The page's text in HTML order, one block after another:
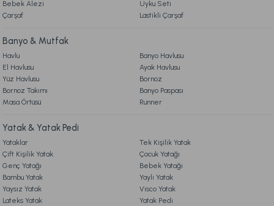
Gönder
7. KAMPANYA & İNDİRİMLER
9. YATAK & KOLTUK SİPARİŞ VE İADE İŞLEMLERİ
Online'a Özel
Ücretsiz Kargo
Naturel Hand Made Latex Wool Baby Yatak 70 x 140 cm
16.990,00 TL
Naturel Hand Made Coco Silk Baby Yatak 70 x 140 cm
Bebek Alezi
Uyku Seti
Çarşaf
Lastikli Çarşaf
Banyo & Mutfak
Havlu
Banyo Havlusu
El Havlusu
Ayak Havlusu
Yüz Havlusu
Bornoz
Bornoz Takımı
Banyo Paspası
Masa Örtüsü
Runner
Yatak & Yatak Pedi
Yataklar
Tek Kişilik Yatak
Çift Kişilik Yatak
Çocuk Yatağı
Genç Yatağı
Bebek Yatağı
Bambu Yatak
Yaylı Yatak
Yaysız Yatak
Visco Yatak
Lateks Yatak
Yatak Pedi